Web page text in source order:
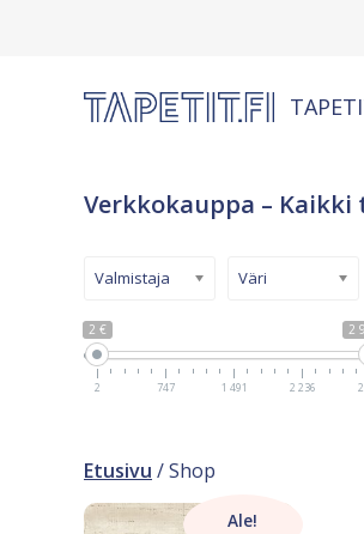
Verkkokauppa –
2 € 2
2 747 1 491 2 236
Valmistaja Väri
Etusivu / Shop
Ale!